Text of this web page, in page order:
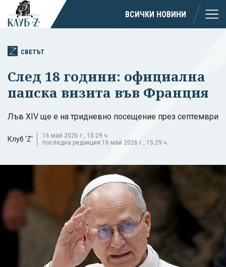
ВСИЧКИ НОВИНИ
СВЕТЪТ
След 18 години: официална
папска визита във Франция
Лъв XIV ще е на тридневно посещение през септември
Клуб 'Z'
16 май 2026 г., 15:29 ч.
последна редакция 16 май 2026 г., 15:29 ч.